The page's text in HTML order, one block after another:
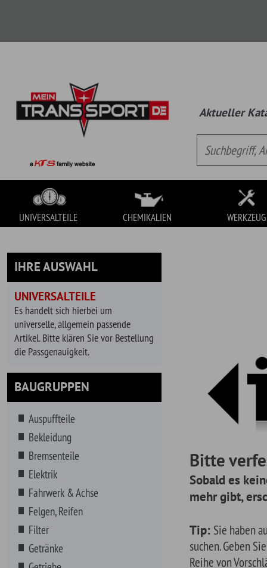
IHRE AUSWAHL
UNIVERSALTEILE
Es handelt sich hierbei um
universelle, allgemein passende
die Passgenauigkeit.
BAUGRUPPEN
Auspuffteile
Bekleidung
Bremsenteile
Elektrik
Fahrwerk & Achse
Felgen, Reifen
Filter
Getriebe
Hitzeschutz
Innenausstattung
Instrumente
Karosserieteile
Bitte
Sobald es keine
mehr gibt, erscheinen
suchen. Geben Sie dazu
Reihe von Vorschlägen für
gewählte Fahrzeug.